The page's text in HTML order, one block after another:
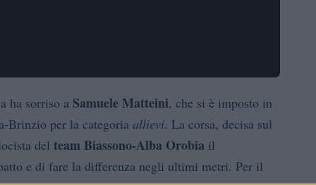
ha sorriso a Samuele Matteini, che si è imposto in
Brinzio per la categoria allievi. La corsa, decisa sul
del team Biassono-Alba Orobia il
e di fare la differenza negli ultimi metri. Per il